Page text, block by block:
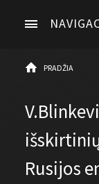
PRADŽIA
Rusijos